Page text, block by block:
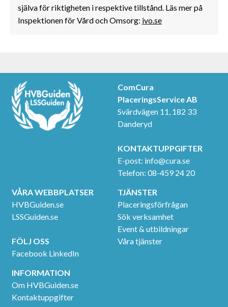
själva för riktigheten i respektive tillstånd. Läs mer på
Inspektionen för Vård och Omsorg: ivo.se
ComCura
PlaceringsService AB
Svärdvägen 11, 182 33
Danderyd
KONTAKTUPPGIFTER
E-post: info@cura.se
Telefon: 08-459 24 20
VÅRA WEBBPLATSER
HVBGuiden.se
LSSGuiden.se
FÖLJ OSS
Facebook LinkedIn
TJÄNSTER
Placeringsförfrågan
Sök verksamhet
Event & utbildningar
Våra tjänster
INFORMATION
Om HVBGuiden.se
Kontaktuppgifter